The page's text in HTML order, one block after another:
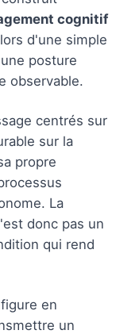
cognitif
d'une simple
posture
observable.
centrés sur
sur la
propre
La
donc pas un
qui rend
en
un